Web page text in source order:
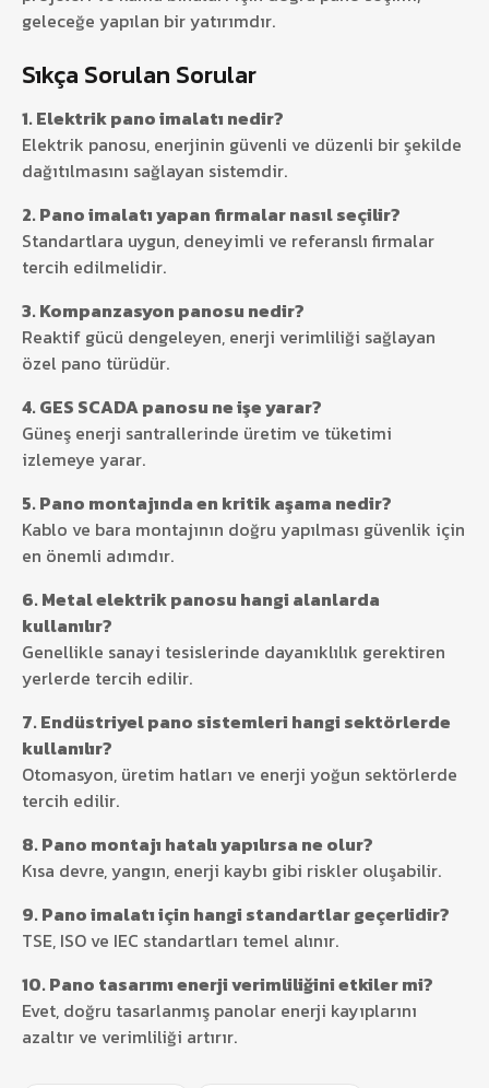
geleceğe yapılan bir yatırımdır.
Sıkça Sorulan Sorular
1. Elektrik pano imalatı nedir?
Elektrik panosu, enerjinin güvenli ve düzenli bir şekilde
dağıtılmasını sağlayan sistemdir.
2. Pano imalatı yapan firmalar nasıl seçilir?
Standartlara uygun, deneyimli ve referanslı firmalar
tercih edilmelidir.
3. Kompanzasyon panosu nedir?
Reaktif gücü dengeleyen, enerji verimliliği sağlayan
özel pano türüdür.
4. GES SCADA panosu ne işe yarar?
Güneş enerji santrallerinde üretim ve tüketimi
izlemeye yarar.
5. Pano montajında en kritik aşama nedir?
Kablo ve bara montajının doğru yapılması güvenlik için
en önemli adımdır.
6. Metal elektrik panosu hangi alanlarda
kullanılır?
Genellikle sanayi tesislerinde dayanıklılık gerektiren
yerlerde tercih edilir.
7. Endüstriyel pano sistemleri hangi sektörlerde
kullanılır?
Otomasyon, üretim hatları ve enerji yoğun sektörlerde
tercih edilir.
8. Pano montajı hatalı yapılırsa ne olur?
Kısa devre, yangın, enerji kaybı gibi riskler oluşabilir.
9. Pano imalatı için hangi standartlar geçerlidir?
TSE, ISO ve IEC standartları temel alınır.
10. Pano tasarımı enerji verimliliğini etkiler mi?
Evet, doğru tasarlanmış panolar enerji kayıplarını
azaltır ve verimliliği artırır.